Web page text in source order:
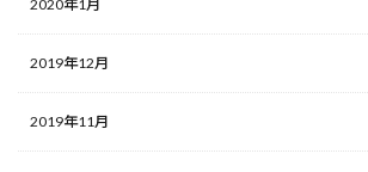
2020年1月
2019年12月
2019年11月